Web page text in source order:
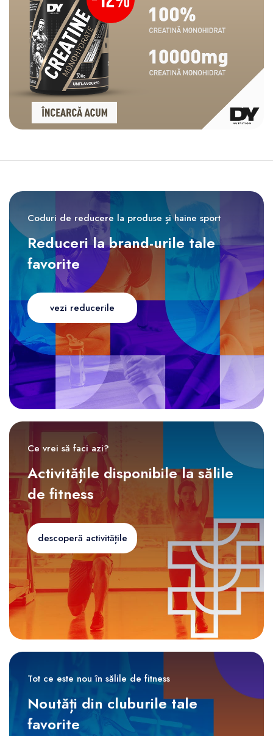
Coduri de reducere la produse și haine sport
Reduceri la brand-urile tale
favorite
vezi reducerile
Ce vrei să faci azi?
Activitățile disponibile la sălile
de fitness
descoperă activitățile
Tot ce este nou în sălile de fitness
Noutăți din cluburile tale
favorite